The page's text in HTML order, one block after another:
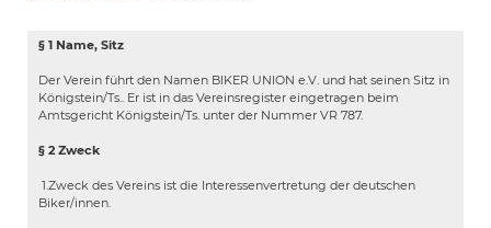
§ 1 Name, Sitz
Der Verein führt den Namen BIKER UNION e.V. und hat seinen Sitz in
Königstein/Ts.. Er ist in das Vereinsregister eingetragen beim
Amtsgericht Königstein/Ts. unter der Nummer VR 787.
§ 2 Zweck
1.Zweck des Vereins ist die Interessenvertretung der deutschen
Biker/innen.